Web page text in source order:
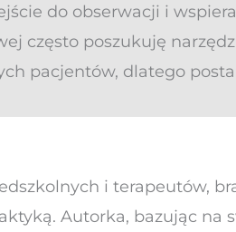
do obserwacji i
często poszukuję
pacjentów, dlatego
i terapeutów,
Autorka, bazując na